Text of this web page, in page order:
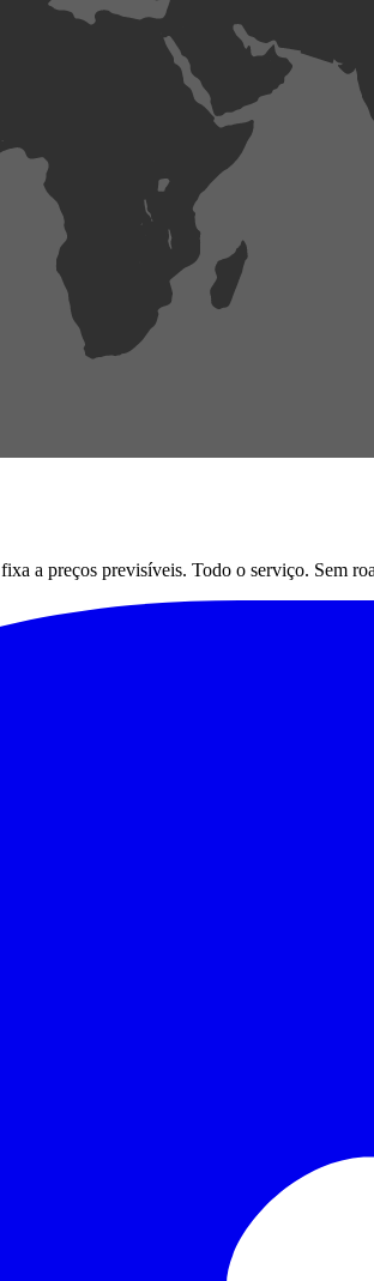
a preços previsíveis. Todo o serviço. Sem